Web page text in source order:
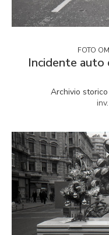
FOTO
Incidente
Archivio